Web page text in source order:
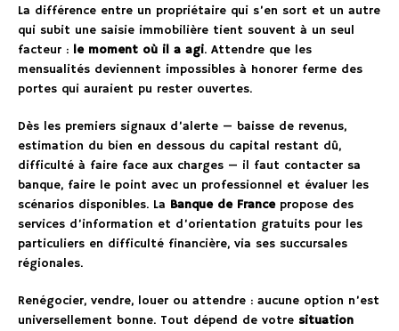
La différence entre un propriétaire qui s’en sort et un autre
qui subit une saisie immobilière tient souvent à un seul
facteur : le moment où il a agi. Attendre que les
mensualités deviennent impossibles à honorer ferme des
portes qui auraient pu rester ouvertes.
Dès les premiers signaux d’alerte — baisse de revenus,
estimation du bien en dessous du capital restant dû,
difficulté à faire face aux charges — il faut contacter sa
banque, faire le point avec un professionnel et évaluer les
scénarios disponibles. La Banque de Francepropose des
services d’information et d’orientation gratuits pour les
particuliers en difficulté financière, via ses succursales
régionales.
Renégocier, vendre, louer ou attendre : aucune option n’est
universellement bonne. Tout dépend de votre situation